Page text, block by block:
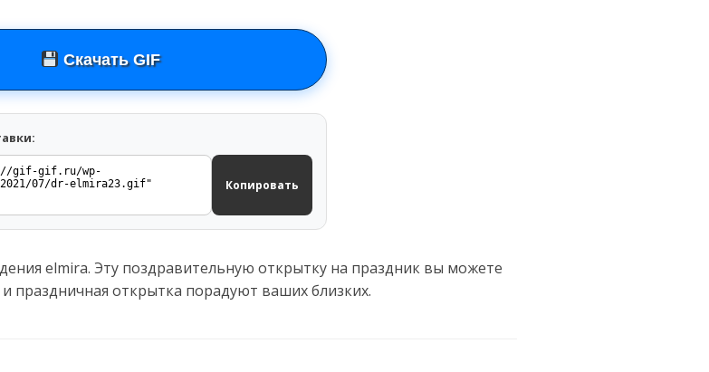
Скачать GIF
Копировать
elmira. Эту поздравительную открытку на праздник вы можете
праздничная открытка порадуют ваших близких.